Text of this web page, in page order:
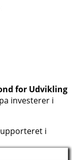
for Udvikling
investerer i
i